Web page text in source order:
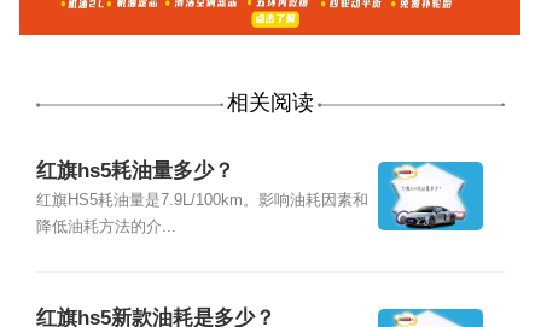
相关阅读
红旗hs5耗油量多少？
红旗HS5耗油量是7.9L/100km。影响油耗因素和
降低油耗方法的介...
红旗hs5新款油耗是多少？